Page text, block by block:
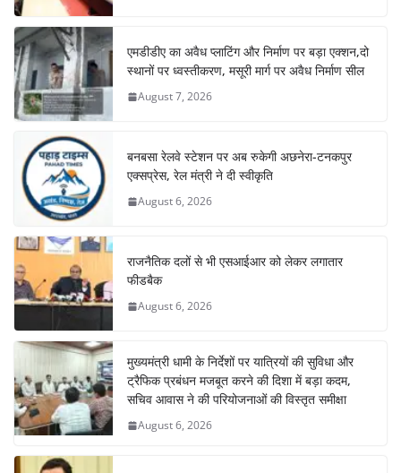
एमडीडीए का अवैध प्लाटिंग और निर्माण पर बड़ा एक्शन,दो
स्थानों पर ध्वस्तीकरण, मसूरी मार्ग पर अवैध निर्माण सील
August 7, 2026
बनबसा रेलवे स्टेशन पर अब रुकेगी अछनेरा-टनकपुर
एक्सप्रेस, रेल मंत्री ने दी स्वीकृति
August 6, 2026
राजनैतिक दलों से भी एसआईआर को लेकर लगातार
फीडबैक
August 6, 2026
मुख्यमंत्री धामी के निर्देशों पर यात्रियों की सुविधा और
ट्रैफिक प्रबंधन मजबूत करने की दिशा में बड़ा कदम,
सचिव आवास ने की परियोजनाओं की विस्तृत समीक्षा
August 6, 2026